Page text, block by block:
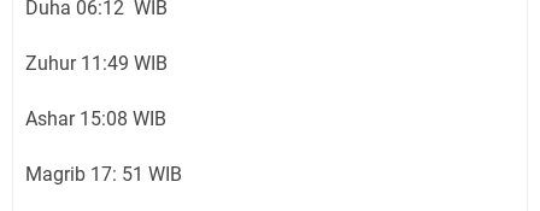
Duha 06:12 WIB
Zuhur 11:49 WIB
Ashar 15:08 WIB
Magrib 17: 51 WIB